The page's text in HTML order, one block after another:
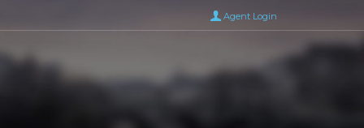
Agent Login